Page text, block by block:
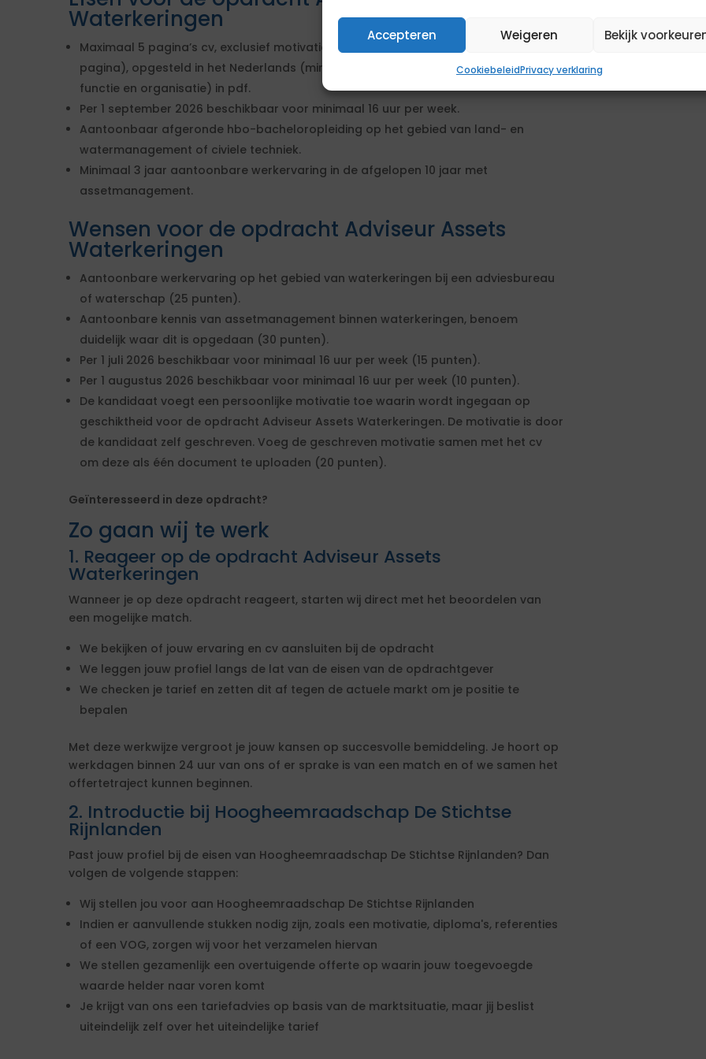
Accepteren Weigeren Bekijk
CookiebeleidPrivacy verklaring
Waterkeringen
Maximaal 5 pagina’s cv, exclusief motivatiebrief (1 pagina) en exclusief voorblad (1
pagina), opgesteld in het Nederlands (minimaal 2 referenties, bestaande uit naam,
functie en organisatie) in pdf.
Per 1 september 2026 beschikbaar voor minimaal 16 uur per week.
Aantoonbaar afgeronde hbo-bacheloropleiding op het gebied van land- en
watermanagement of civiele techniek.
Minimaal 3 jaar aantoonbare werkervaring in de afgelopen 10 jaar met
assetmanagement.
Wensen voor de opdracht Adviseur Assets
Waterkeringen
Aantoonbare werkervaring op het gebied van waterkeringen bij een adviesbureau
of waterschap (25 punten).
Aantoonbare kennis van assetmanagement binnen waterkeringen, benoem
duidelijk waar dit is opgedaan (30 punten).
Per 1 juli 2026 beschikbaar voor minimaal 16 uur per week (15 punten).
Per 1 augustus 2026 beschikbaar voor minimaal 16 uur per week (10 punten).
De kandidaat voegt een persoonlijke motivatie toe waarin wordt ingegaan op
geschiktheid voor de opdracht Adviseur Assets Waterkeringen. De motivatie is door
de kandidaat zelf geschreven. Voeg de geschreven motivatie samen met het cv
om deze als één document te uploaden (20 punten).
Geïnteresseerd in deze opdracht?
Zo gaan wij te werk
1. Reageer op de opdracht Adviseur Assets
Waterkeringen
Wanneer je op deze opdracht reageert, starten wij direct met het beoordelen van
een mogelijke match.
We bekijken of jouw ervaring en cv aansluiten bij de opdracht
We leggen jouw profiel langs de lat van de eisen van de opdrachtgever
We checken je tarief en zetten dit af tegen de actuele markt om je positie te
bepalen
Met deze werkwijze vergroot je jouw kansen op succesvolle bemiddeling. Je hoort op
werkdagen binnen 24 uur van ons of er sprake is van een match en of we samen het
offertetraject kunnen beginnen.
2. Introductie bij Hoogheemraadschap De Stichtse
Rijnlanden
Past jouw profiel bij de eisen van Hoogheemraadschap De Stichtse Rijnlanden? Dan
volgen de volgende stappen:
Wij stellen jou voor aan Hoogheemraadschap De Stichtse Rijnlanden
Indien er aanvullende stukken nodig zijn, zoals een motivatie, diploma's, referenties
of een VOG, zorgen wij voor het verzamelen hiervan
We stellen gezamenlijk een overtuigende offerte op waarin jouw toegevoegde
waarde helder naar voren komt
Je krijgt van ons een tariefadvies op basis van de marktsituatie, maar jij beslist
uiteindelijk zelf over het uiteindelijke tarief